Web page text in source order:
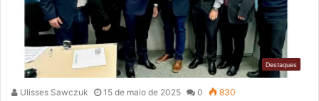
Destaques
Ulisses Sawczuk 15 de maio de 2025 0 830